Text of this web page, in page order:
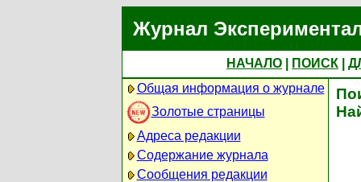
Журнал
НАЧАЛО ПОИСК
Общая информация о журнале
Золотые страницы
Адреса редакции
Содержание журнала
Сообщения редакции